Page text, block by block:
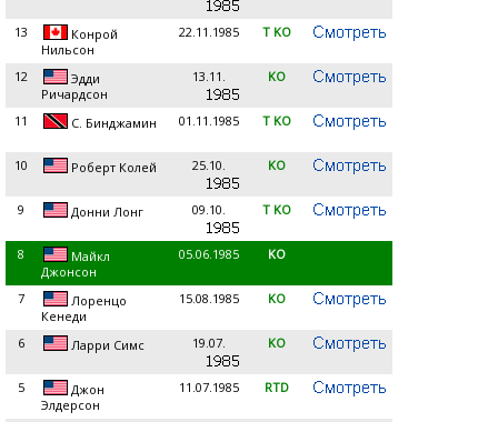
13
Конрой
Нильсон
22.11.1985 T KO
12
Эдди
Ричардсон
13.11. KO
11 С. Бинджамин 01.11.1985 T KO
10 Роберт Колей 25.10. KO
9 Донни Лонг 09.10. T KO
8
Майкл
Джонсон
05.06.1985 KO
7
Лоренцо
Кенеди
15.08.1985 KO
6 Ларри Симс 19.07. KO
5
Джон
Элдерсон
11.07.1985 RTD